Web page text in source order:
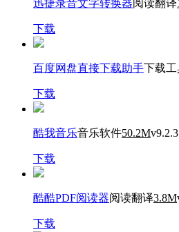
迅捷录音文字转换器 阅读翻译
下载
百度网盘直接下载助手下载工
下载
酷我音乐音乐软件50.2M
下载
酷酷PDF阅读器阅读翻译3.8M
下载